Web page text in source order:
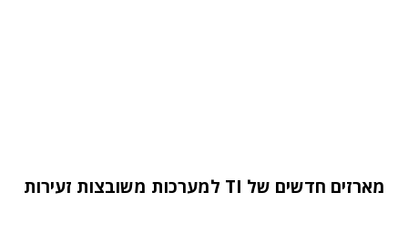
מארזים חדשים של TI למערכות משובצות זעירות